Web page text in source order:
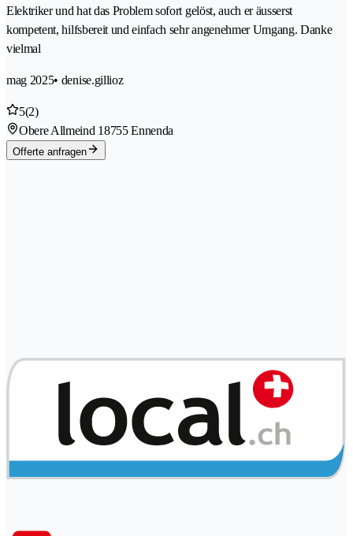
Elektriker und hat das Problem sofort gelöst, auch er äusserst
kompetent, hilfsbereit und einfach sehr angenehmer Umgang. Danke
vielmal
mag 2025• denise.gillioz
5(2)
Obere Allmeind 18755 Ennenda
Offerte anfragen